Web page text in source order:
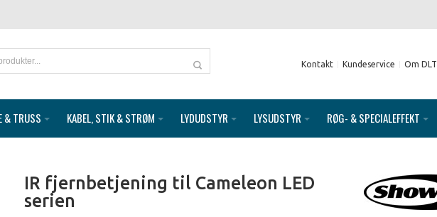
Kontakt Kundeservice Om DLT
& TRUSS KABEL, STIK & STRØM LYDUDSTYR LYSUDSTYR RØG- & SPECIALEFFEKT
IR fjernbetjening til Cameleon LED
serien